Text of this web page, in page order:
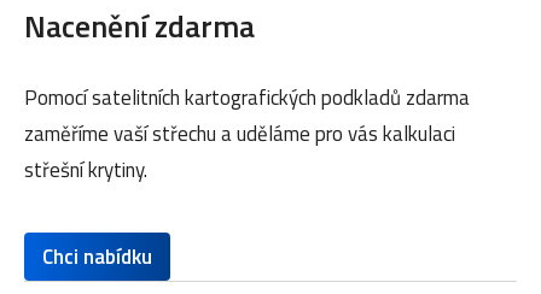
Nacenění zdarma
Pomocí satelitních kartografických podkladů zdarma
zaměříme vaší střechu a uděláme pro vás kalkulaci
střešní krytiny.
Chci nabídku